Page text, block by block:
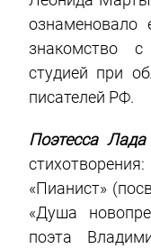
знакомство с
студией при
писателей РФ.
Поэтесса
«Пианист»
«Душа
поэта